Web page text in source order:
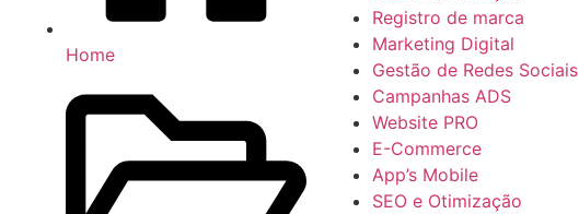
Home
Registro de marca
Marketing Digital
Gestão de Redes Sociais
Campanhas ADS
Website PRO
E-Commerce
App’s Mobile
SEO e Otimização